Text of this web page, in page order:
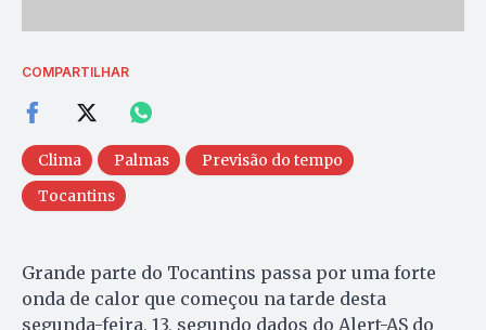
COMPARTILHAR
Clima Palmas
Previsão do tempo
Tocantins
Grande parte do Tocantins passa por uma forte
onda de calor que começou na tarde desta
segunda-feira, 13, segundo dados do Alert-AS do